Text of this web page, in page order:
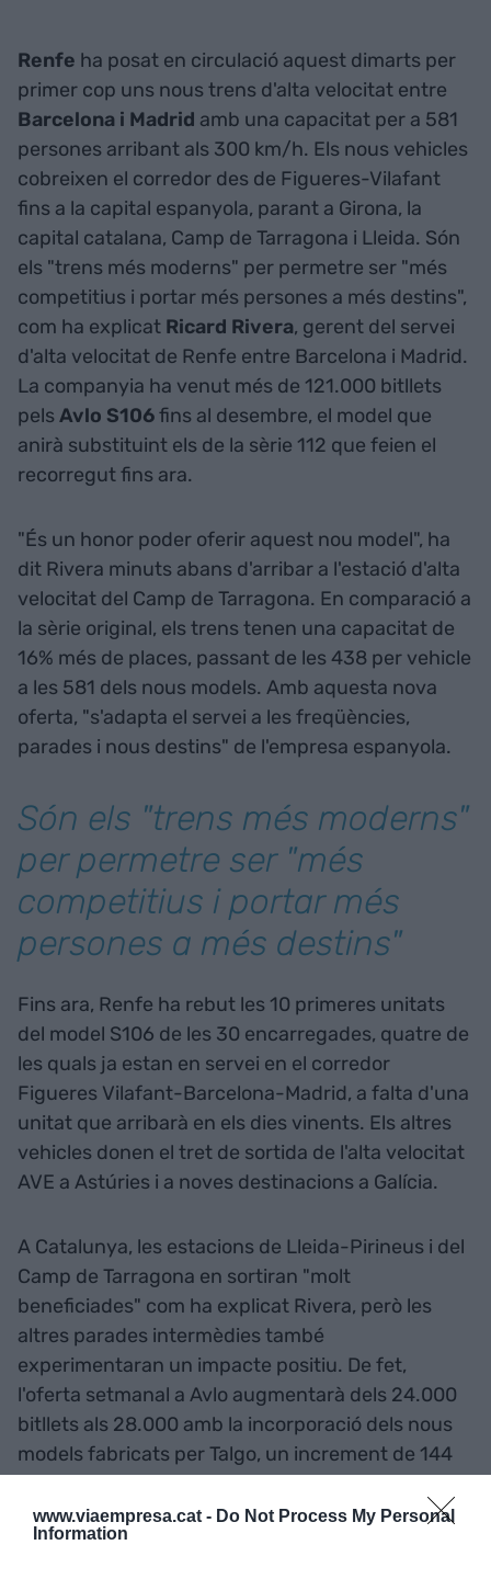
www.viaempresa.cat - Do Not Process My Personal
Information
Renfe ha posat en circulació aquest dimarts per
primer cop uns nous trens d'alta velocitat entre
Barcelona i Madrid amb una capacitat per a 581
persones arribant als 300 km/h. Els nous vehicles
cobreixen el corredor des de Figueres-Vilafant
fins a la capital espanyola, parant a Girona, la
capital catalana, Camp de Tarragona i Lleida. Són
els "trens més moderns" per permetre ser "més
competitius i portar més persones a més destins",
com ha explicat Ricard Rivera, gerent del servei
d'alta velocitat de Renfe entre Barcelona i Madrid.
La companyia ha venut més de 121.000 bitllets
pelsAvlo S106fins al desembre, el model que
anirà substituint els de la sèrie 112 que feien el
recorregut fins ara.
"És un honor poder oferir aquest nou model", ha
dit Rivera minuts abans d'arribar a l'estació d'alta
velocitat del Camp de Tarragona. En comparació a
la sèrie original, els trens tenen una capacitat de
16% més de places, passant de les 438 per vehicle
a les 581 dels nous models. Amb aquesta nova
oferta, "s'adapta el servei a les freqüències,
parades i nous destins" de l'empresa espanyola.
Són els "trens més moderns"
per permetre ser "més
competitius i portar més
persones a més destins"
Fins ara, Renfe ha rebut les 10 primeres unitats
del model S106 de les 30 encarregades, quatre de
les quals ja estan en servei en el corredor
Figueres Vilafant-Barcelona-Madrid, a falta d'una
unitat que arribarà en els dies vinents. Els altres
vehicles donen el tret de sortida de l'alta velocitat
AVE a Astúries i a noves destinacions a Galícia.
A Catalunya, les estacions de Lleida-Pirineus i del
Camp de Tarragona en sortiran "molt
beneficiades" com ha explicat Rivera, però les
altres parades intermèdies també
experimentaran un impacte positiu. De fet,
l'oferta setmanal a Avlo augmentarà dels 24.000
bitllets als 28.000 amb la incorporació dels nous
models fabricats per Talgo, un increment de 144